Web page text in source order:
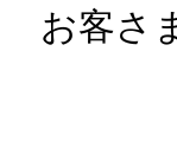
お客さ